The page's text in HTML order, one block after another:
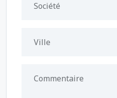
Société
Ville
Commentaire